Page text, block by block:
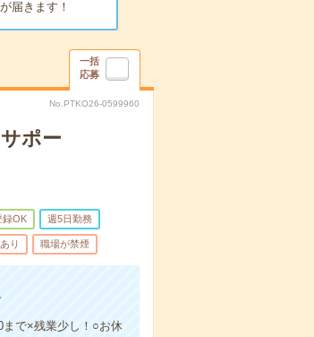
が届きます！
一括
応募
No.PTKO26-0599960
ポー
録OK 週5日勤務
り 職場が禁煙
まで×残業少し！○お休